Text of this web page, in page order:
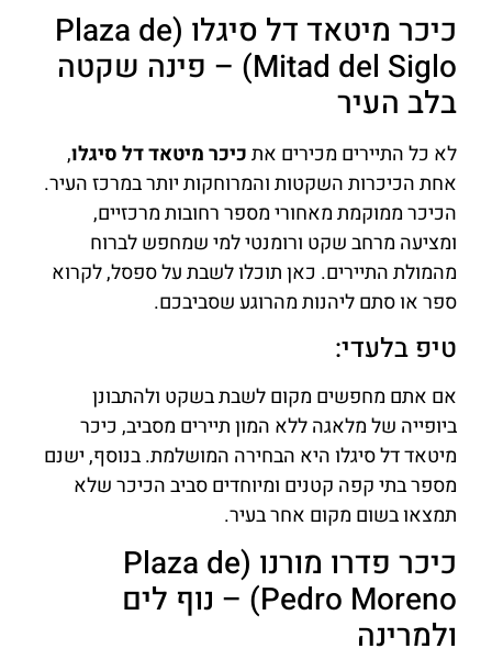
כיכר מיטאד דל סיגלו (Plaza de
Mitad del Siglo) – פינה שקטה
בלב העיר
לא כל התיירים מכירים אתכיכר מיטאד דל סיגלו,
אחת הכיכרות השקטות והמרוחקות יותר במרכז העיר.
הכיכר ממוקמת מאחורי מספר רחובות מרכזיים,
ומציעה מרחב שקט ורומנטי למי שמחפש לברוח
מהמולת התיירים. כאן תוכלו לשבת על ספסל, לקרוא
ספר או סתם ליהנות מהרוגע שסביבכם.
טיפ בלעדי:
אם אתם מחפשים מקום לשבת בשקט ולהתבונן
ביופייה של מלאגה ללא המון תיירים מסביב, כיכר
מיטאד דל סיגלו היא הבחירה המושלמת. בנוסף, ישנם
מספר בתי קפה קטנים ומיוחדים סביב הכיכר שלא
תמצאו בשום מקום אחר בעיר.
כיכר פדרו מורנו (Plaza de
Pedro Moreno) – נוף לים
ולמרינה